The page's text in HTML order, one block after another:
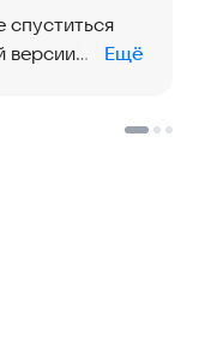
версии
Ещё